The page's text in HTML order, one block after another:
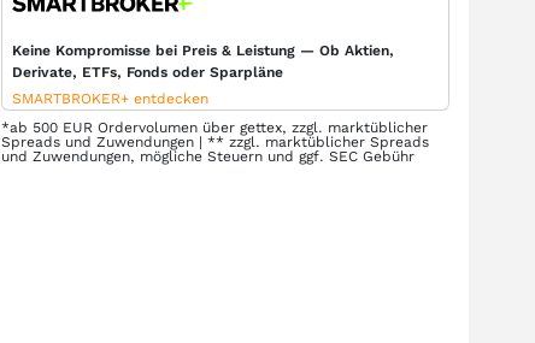
Keine Kompromisse bei Preis & Leistung — Ob Aktien,
Derivate, ETFs, Fonds oder Sparpläne
SMARTBROKER+ entdecken
*ab 500 EUR Ordervolumen über gettex, zzgl. marktüblicher
Spreads und Zuwendungen | ** zzgl. marktüblicher Spreads
und Zuwendungen, mögliche Steuern und ggf. SEC Gebühr